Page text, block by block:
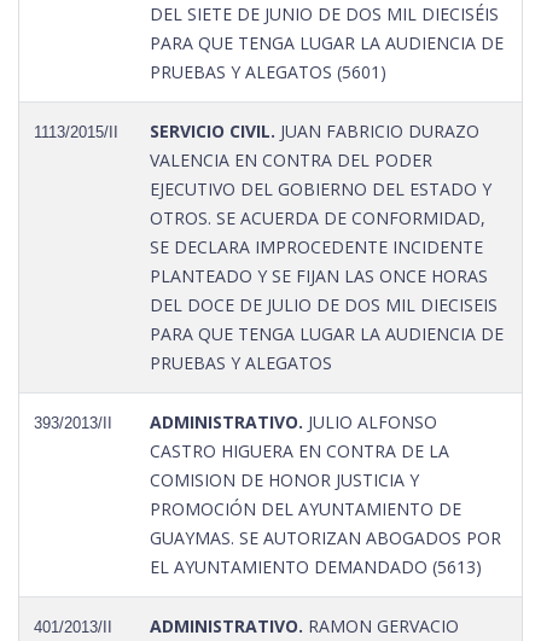
DEL SIETE DE JUNIO DE DOS MIL DIECISÉIS
PARA QUE TENGA LUGAR LA AUDIENCIA DE
PRUEBAS Y ALEGATOS (5601)
1113/2015/II SERVICIO CIVIL. JUAN FABRICIO DURAZO
VALENCIA EN CONTRA DEL PODER
EJECUTIVO DEL GOBIERNO DEL ESTADO Y
OTROS. SE ACUERDA DE CONFORMIDAD,
SE DECLARA IMPROCEDENTE INCIDENTE
PLANTEADO Y SE FIJAN LAS ONCE HORAS
DEL DOCE DE JULIO DE DOS MIL DIECISEIS
PARA QUE TENGA LUGAR LA AUDIENCIA DE
PRUEBAS Y ALEGATOS
393/2013/II ADMINISTRATIVO. JULIO ALFONSO
CASTRO HIGUERA EN CONTRA DE LA
COMISION DE HONOR JUSTICIA Y
PROMOCIÓN DEL AYUNTAMIENTO DE
GUAYMAS. SE AUTORIZAN ABOGADOS POR
EL AYUNTAMIENTO DEMANDADO (5613)
401/2013/II ADMINISTRATIVO. RAMON GERVACIO